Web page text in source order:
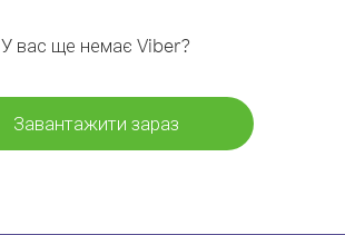
У вас ще немає Viber?
Завантажити зараз